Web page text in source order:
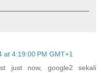
at 4:19:00 PM GMT+1
just now, google2 sekali